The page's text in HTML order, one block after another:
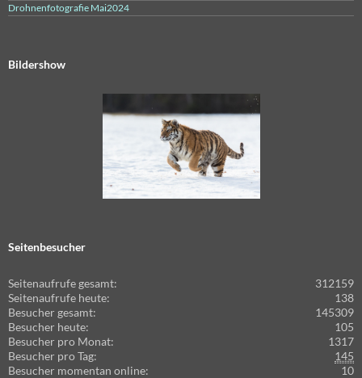
Drohnenfotografie Mai2024
Bildershow
Seitenbesucher
312159
Seitenaufrufe gesamt:
138
Seitenaufrufe heute:
145309
Besucher gesamt:
105
Besucher heute:
1317
Besucher pro Monat:
145
Besucher pro Tag:
10
Besucher momentan online: